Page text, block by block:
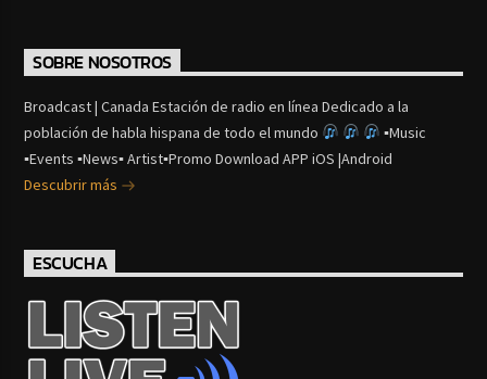
SOBRE NOSOTROS
Broadcast | Canada Estación de radio en línea Dedicado a la
población de habla hispana de todo el mundo
▪Music
▪Events ▪News▪ Artist▪Promo Download APP iOS |Android
Descubrir más
ESCUCHA